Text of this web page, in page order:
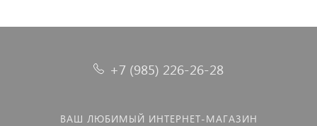
+7 (985) 226-26-28
ВАШ ЛЮБИМЫЙ ИНТЕРНЕТ-МАГАЗИН